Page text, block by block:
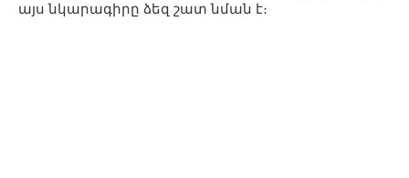
այս նկարագիրը ձեզ շատ նման է։